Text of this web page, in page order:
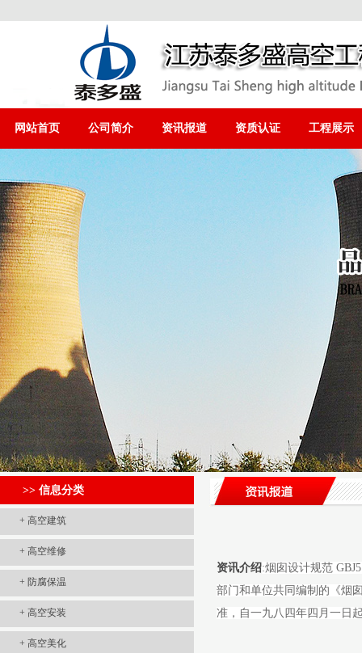
网站首页 公司简介 资讯报道 资质认证 工程展示
>> 信息分类
+ 高空建筑
+ 高空维修
+ 防腐保温
+ 高空安装
+ 高空美化
资讯介绍:烟囱设计规范
部门和单位共同编制的《烟
准，自一九八四年四月一日